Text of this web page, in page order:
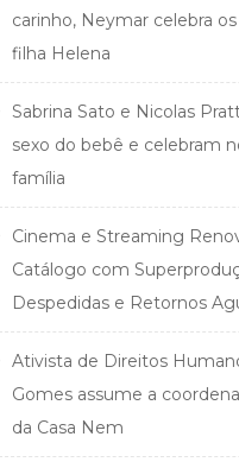
carinho, Neymar celebra
filha Helena
Sabrina Sato e Nicolas
sexo do bebê e celebram
família
Cinema e Streaming
Catálogo com
Despedidas e Retornos
Ativista de Direitos
Gomes assume a
da Casa Nem